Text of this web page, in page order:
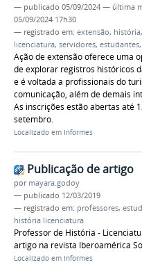
— publicado 05/09/2024 — última
05/09/2024 17h30
— registrado em: extensão, história,
licenciatura, servidores, estudantes,
Ação de extensão oferece uma
de explorar registros históricos
e é voltada a profissionais do
comunicação, além de demais
As inscrições estão abertas até
setembro.
Localizado em Informes
Publicação de artigo
por mayara.godoy
— publicado 12/03/2019
— registrado em: professores,
história licenciatura
Professor de História -
artigo na revista Iberoamérica
Localizado em Informes